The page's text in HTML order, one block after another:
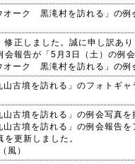
オーク 黒滝村を訪れる」の
修正しました。誠に申し訳あ
報告が「5月3日（土）の例
オーク 黒滝村を訪れる」の例
山古墳を訪れる」のフォトギ
山古墳を訪れる」の例会写真
山古墳を訪れる」の例会報告
更新しました。
風）